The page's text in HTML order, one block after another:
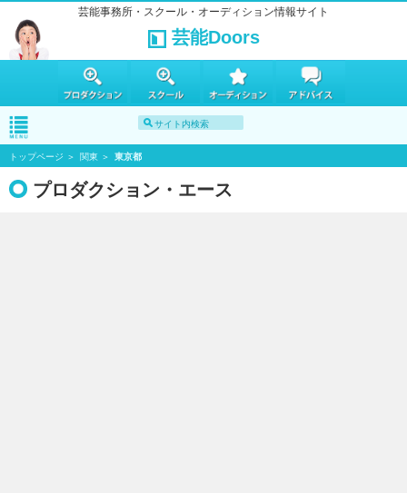
芸能事務所・スクール・オーディション情報サイト
芸能Doors
トップページ 関東 東京都
プロダクション・エース